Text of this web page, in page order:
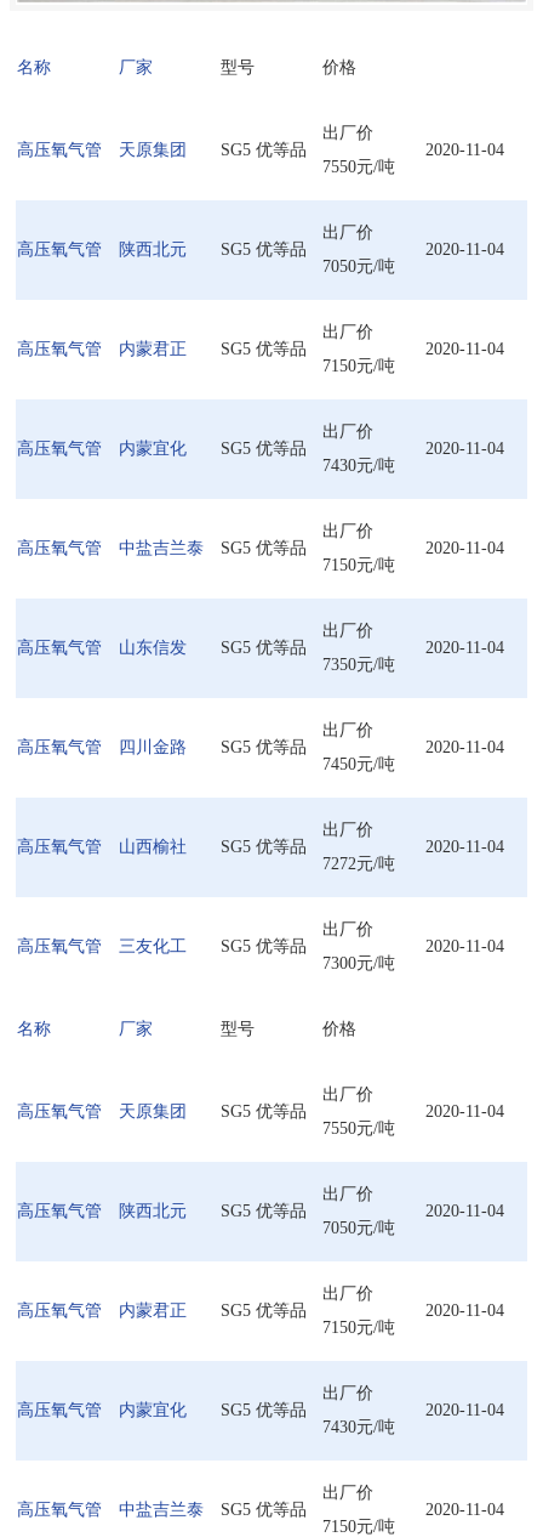
名称 厂家 型号 价格
高压氧气管 天原集团 SG5 优等品
出厂价
7550元/吨
2020-11-04
高压氧气管 陕西北元 SG5 优等品
出厂价
7050元/吨
2020-11-04
高压氧气管 内蒙君正 SG5 优等品
出厂价
7150元/吨
2020-11-04
高压氧气管 内蒙宜化 SG5 优等品
出厂价
7430元/吨
2020-11-04
高压氧气管 中盐吉兰泰 SG5 优等品
出厂价
7150元/吨
2020-11-04
高压氧气管 山东信发 SG5 优等品
出厂价
7350元/吨
2020-11-04
高压氧气管 四川金路 SG5 优等品
出厂价
7450元/吨
2020-11-04
高压氧气管 山西榆社 SG5 优等品
出厂价
7272元/吨
2020-11-04
高压氧气管 三友化工 SG5 优等品
出厂价
7300元/吨
2020-11-04
名称 厂家 型号 价格
高压氧气管 天原集团 SG5 优等品
出厂价
7550元/吨
2020-11-04
高压氧气管 陕西北元 SG5 优等品
出厂价
7050元/吨
2020-11-04
高压氧气管 内蒙君正 SG5 优等品
出厂价
7150元/吨
2020-11-04
高压氧气管 内蒙宜化 SG5 优等品
出厂价
7430元/吨
2020-11-04
高压氧气管 中盐吉兰泰 SG5 优等品
出厂价
7150元/吨
2020-11-04